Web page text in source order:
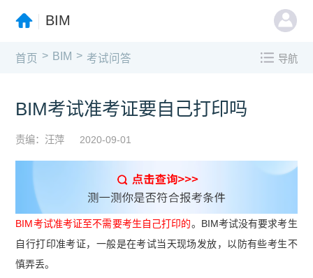
BIM
首页 > BIM > 考试问答 导航
BIM考试准考证要自己打印吗
责编：汪萍 2020-09-01
BIM考试准考证至不需要考生自己打印的。BIM考试没有要求考生
自行打印准考证，一般是在考试当天现场发放，以防有些考生不
慎弄丢。